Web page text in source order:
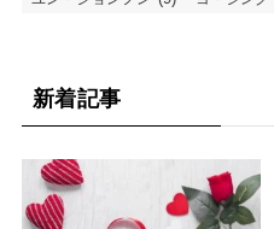
新着記事